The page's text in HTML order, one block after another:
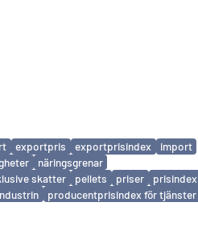
exportpris exportprisindex
import
näringsgrenar
skatter
pellets priser
prisindex
producentprisindex för tjänster